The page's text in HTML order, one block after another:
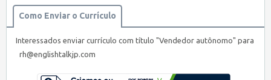
Como Enviar o Currículo
Interessados enviar currículo com título "Vendedor autônomo" para
rh@englishtalkjp.com